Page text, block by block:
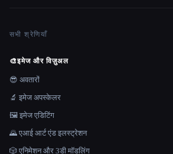
सभी श्रेणियाँ
🎨इमेज और विज़ुअल
😎 अवतारों
🔬 इमेज अपस्केलर
🖼️ इमेज एडिटिंग
🌄 एआई आर्ट एंड इलस्ट्रेशन
🎲 एनिमेशन और 3डी मॉडलिंग